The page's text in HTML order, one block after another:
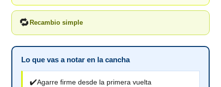
🔁Recambio simple
Lo que vas a notar en la cancha
✔️Agarre firme desde la primera vuelta